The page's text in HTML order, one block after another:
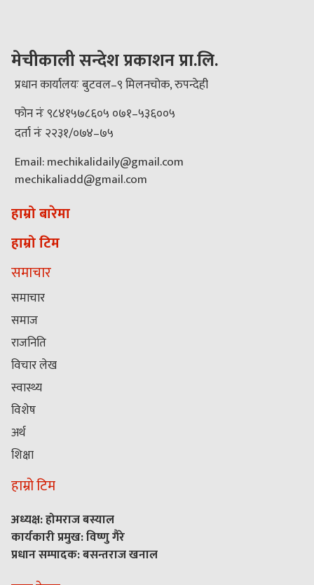
मेचीकाली सन्देश प्रकाशन प्रा.लि.
प्रधान कार्यालयः बुटवल–९ मिलनचोक, रुपन्देही
फोन नंः ९८४१५७८६०५ ०७१–५३६००५
दर्ता नंः २२३१/०७४–७५
Email: mechikalidaily@gmail.com
mechikaliadd@gmail.com
हाम्रो बारेमा
हाम्रो टिम
समाचार
समाचार
समाज
राजनिति
विचार लेख
स्वास्थ्य
विशेष
अर्थ
शिक्षा
हाम्रो टिम
अध्यक्ष: होमराज बस्याल
कार्यकारी प्रमुख: विष्णु गैरे
प्रधान सम्पादक: बसन्तराज खनाल